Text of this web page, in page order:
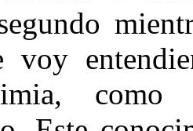
voy